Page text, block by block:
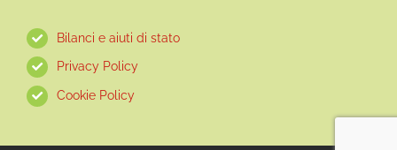
Bilanci e aiuti di stato
Privacy Policy
Cookie Policy